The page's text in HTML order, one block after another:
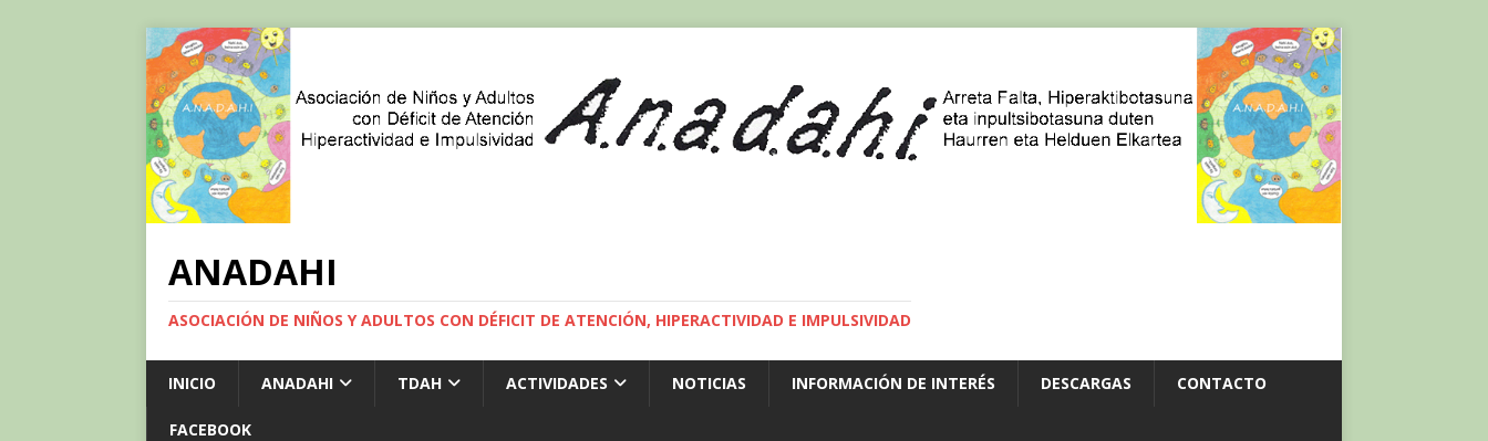
ANADAHI
ASOCIACIÓN DE NIÑOS Y ADULTOS CON DÉFICIT DE ATENCIÓN, HIPERACTIVIDAD E IMPULSIVIDAD
INICIO ANADAHI TDAH ACTIVIDADES NOTICIAS INFORMACIÓN DE INTERÉS DESCARGAS CONTACTO
FACEBOOK